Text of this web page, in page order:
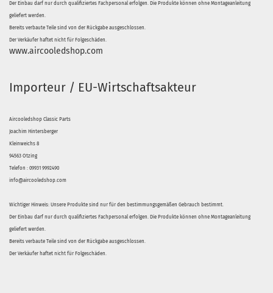
Der Einbau darf nur durch qualifiziertes Fachpersonal erfolgen. Die Produkte können ohne Montageanleitung
geliefert werden.
Bereits verbaute Teile sind von der Rückgabe ausgeschlossen.
Der Verkäufer haftet nicht für Folgeschäden.
www.aircooledshop.com
Importeur / EU-Wirtschaftsakteur
Aircooledshop Classic Parts
Joachim Hintersberger
Kleinweichs 8
94563 Otzing
Telefon : 09931 9992490
info@aircooledshop.com
Wichtiger Hinweis: Unsere Produkte sind nur für den bestimmungsgemäßen Gebrauch bestimmt.
Der Einbau darf nur durch qualifiziertes Fachpersonal erfolgen. Die Produkte können ohne Montageanleitung
geliefert werden.
Bereits verbaute Teile sind von der Rückgabe ausgeschlossen.
Der Verkäufer haftet nicht für Folgeschäden.